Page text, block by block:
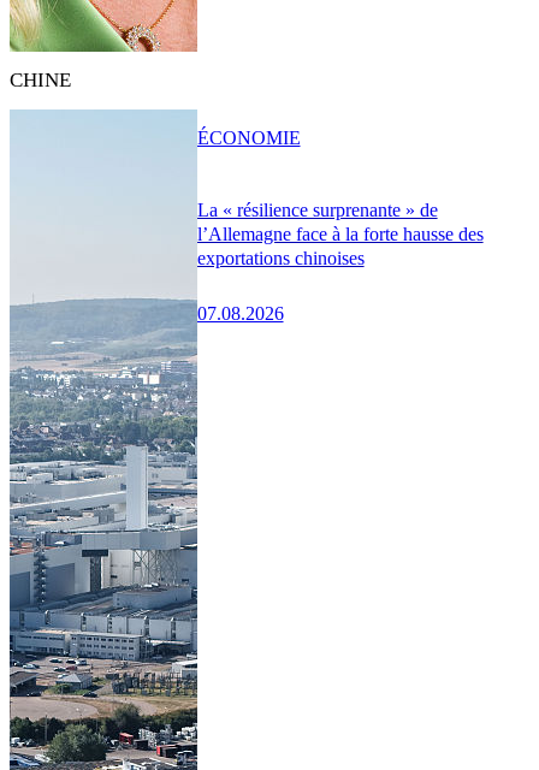
CHINE
La « résilience surprenante » de
l’Allemagne face à la forte hausse des
exportations chinoises
07.08.2026
ÉCONOMIE